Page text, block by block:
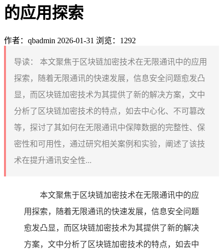
的应用探索
作者：qbadmin 2026-01-31 浏览：1292
导读：
本文聚焦于区块链加密技术在无限通讯中的应用
探索，随着无限通讯的快速发展，信息安全问题愈发凸
显，而区块链加密技术为其提供了新的解决方案，文中
分析了区块链加密技术的特点，如去中心化、不可篡改
等，探讨了其如何在无限通讯中保障数据的完整性、保
密性和可用性，通过研究相关案例和实验，阐述了该技
术在提升通讯安全性...
本文聚焦于区块链加密技术在无限通讯中的应
用探索，随着无限通讯的快速发展，信息安全问题
愈发凸显，而区块链加密技术为其提供了新的解决
方案，文中分析了区块链加密技术的特点，如去中